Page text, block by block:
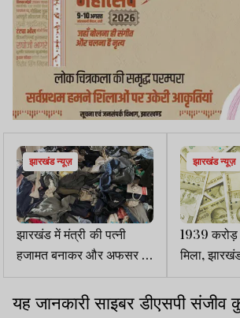
झारखंड न्यूज़
झारखंड में मंत्री की पत्नी
हजामत बनाकर और अफसर के
बच्चे सब्जी बेचकर कमाते हैं
लाखों
झारखंड न्यूज़
1939
मिला,
पंचायतों का
यह जानकारी साइबर डीएसपी संजीव